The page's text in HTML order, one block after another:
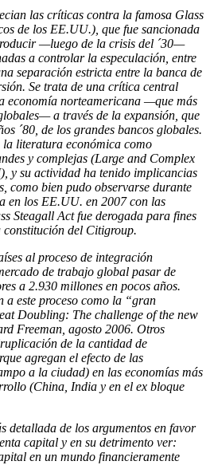
las críticas contra la famosa Glass
de los EE.UU.), que fue sancionada
—luego de la crisis del ´30—
a controlar la especulación, entre
separación estricta entre la banca de
Se trata de una crítica central
economía norteamericana —que más
a través de la expansión, que
´80, de los grandes bancos globales.
la literatura económica como
y complejas (Large and Complex
y su actividad ha tenido implicancias
como bien pudo observarse durante
en los EE.UU. en 2007 con las
Steagall Act fue derogada para fines
constitución del Citigroup.
al proceso de integración
de trabajo global pasar de
a 2.930 millones en pocos años.
a este proceso como la “gran
Doubling: The challenge of the new
Freeman, agosto 2006. Otros
de la cantidad de
agregan el efecto de las
a la ciudad) en las economías más
(China, India y en el ex bloque
detallada de los argumentos en favor
capital y en su detrimento ver:
en un mundo financieramente